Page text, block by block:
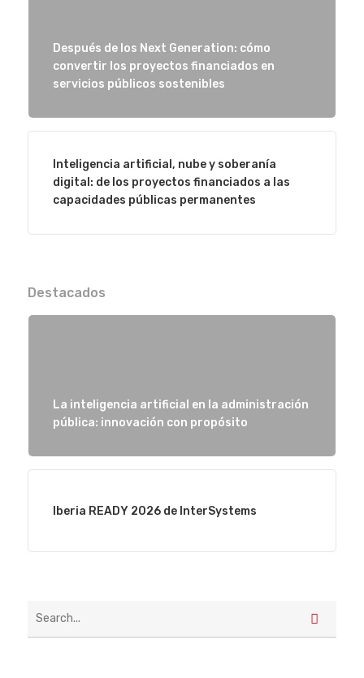
Después de los Next Generation: cómo
convertir los proyectos financiados en
servicios públicos sostenibles
Inteligencia artificial, nube y soberanía
digital: de los proyectos financiados a las
capacidades públicas permanentes
Destacados
La inteligencia artificial en la administración
pública: innovación con propósito
Iberia READY 2026 de InterSystems